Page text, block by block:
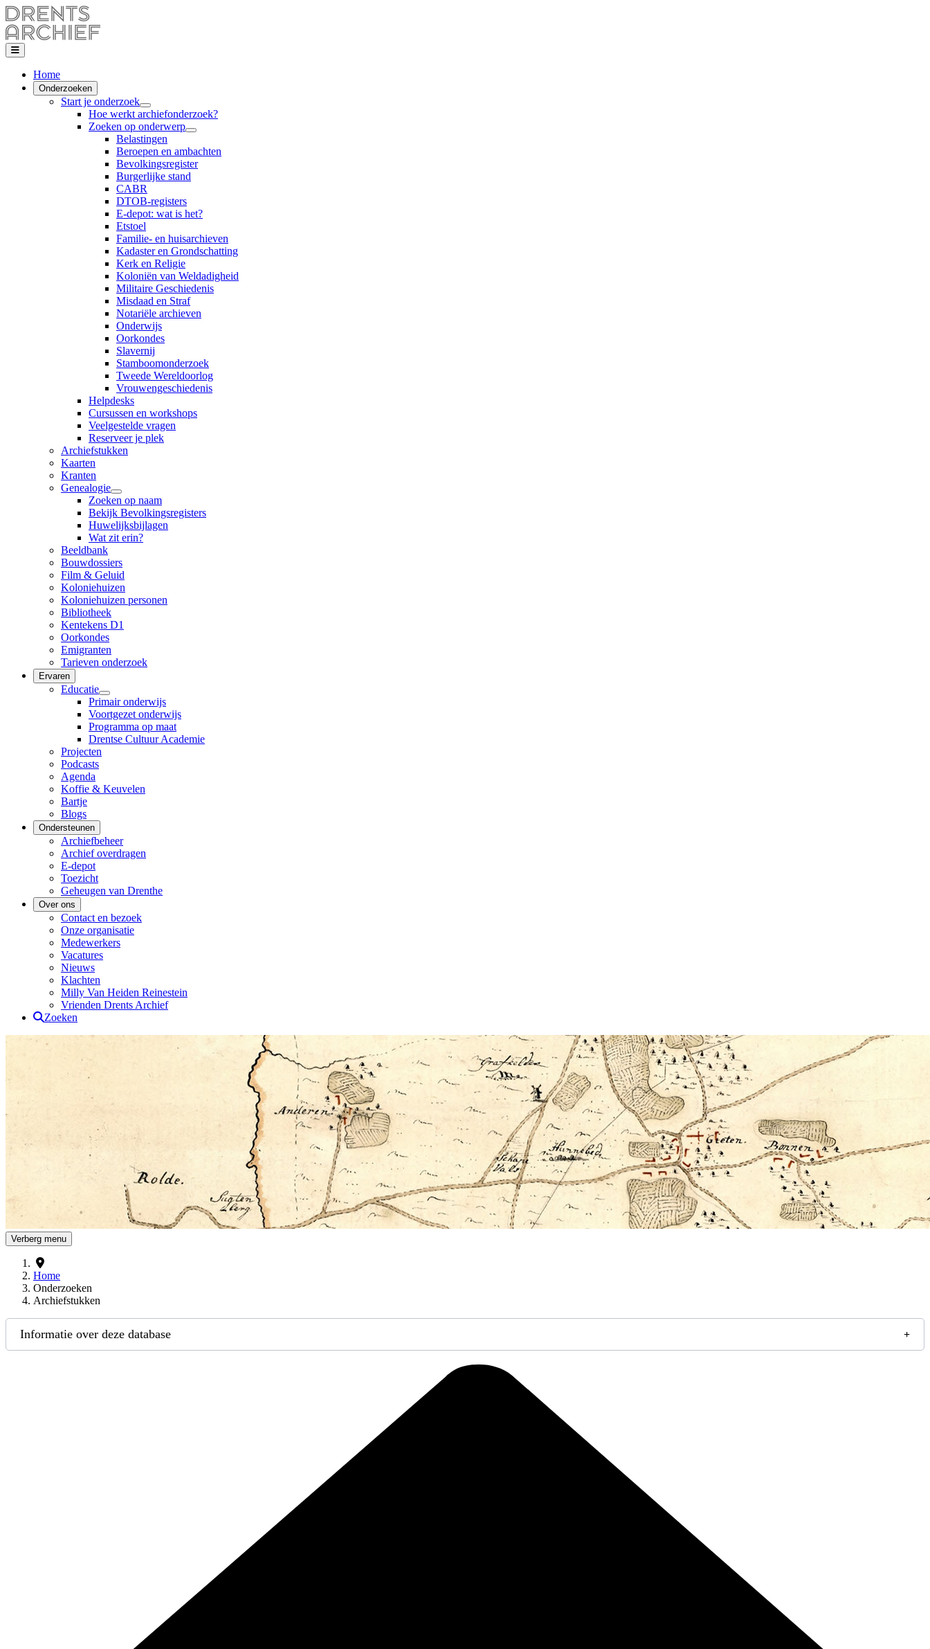
Home
Onderzoeken
Start je onderzoek
Hoe werkt archiefonderzoek?
Zoeken op onderwerp
Belastingen
Beroepen en ambachten
Bevolkingsregister
Burgerlijke stand
CABR
DTOB-registers
E-depot: wat is het?
Etstoel
Familie- en huisarchieven
Kadaster en Grondschatting
Kerk en Religie
Koloniën van Weldadigheid
Militaire Geschiedenis
Misdaad en Straf
Notariële archieven
Onderwijs
Oorkondes
Slavernij
Stamboomonderzoek
Tweede Wereldoorlog
Vrouwengeschiedenis
Helpdesks
Cursussen en workshops
Veelgestelde vragen
Reserveer je plek
Archiefstukken
Kaarten
Kranten
Genealogie
Zoeken op naam
Bekijk Bevolkingsregisters
Huwelijksbijlagen
Wat zit erin?
Beeldbank
Bouwdossiers
Film & Geluid
Koloniehuizen
Koloniehuizen personen
Bibliotheek
Kentekens D1
Oorkondes
Emigranten
Tarieven onderzoek
Ervaren
Educatie
Primair onderwijs
Voortgezet onderwijs
Programma op maat
Drentse Cultuur Academie
Projecten
Podcasts
Agenda
Koffie & Keuvelen
Bartje
Blogs
Ondersteunen
Archiefbeheer
Archief overdragen
E-depot
Toezicht
Geheugen van Drenthe
Over ons
Contact en bezoek
Onze organisatie
Medewerkers
Vacatures
Nieuws
Klachten
Milly Van Heiden Reinestein
Vrienden Drents Archief
Zoeken
Drents Archief
Verberg menu
Home
Onderzoeken
Archiefstukken
Informatie over deze database